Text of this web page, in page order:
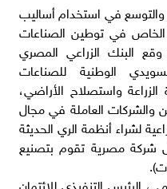
والتوسع في استخدام أساليب
الخاص في توطين الصناعات
وقع البنك الزراعي المصري
الوطنية للصناعات
الزراعة واستصلاح الأراضي،
والشركات العاملة في مجال
لشراء أنظمة الري الحديثة
شركة مصرية تقوم بتصنيع
الرئيس التنفيذي للإئتمان